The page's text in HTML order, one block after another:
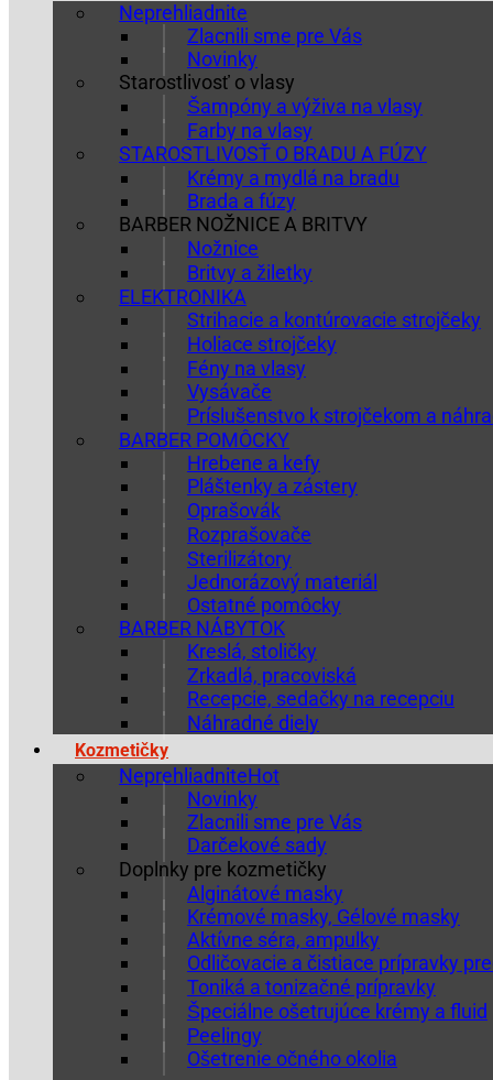
Neprehliadnite
Zlacnili sme pre Vás
Novinky
Starostlivosť o vlasy
Šampóny a výživa na vlasy
Farby na vlasy
STAROSTLIVOSŤ O BRADU A FÚZY
Krémy a mydlá na bradu
Brada a fúzy
BARBER NOŽNICE A BRITVY
Nožnice
Britvy a žiletky
ELEKTRONIKA
Strihacie a kontúrovacie strojčeky
Holiace strojčeky
Fény na vlasy
Vysávače
Príslušenstvo k strojčekom a
BARBER POMÔCKY
Hrebene a kefy
Pláštenky a zástery
Oprašovák
Rozprašovače
Sterilizátory
Jednorázový materiál
Ostatné pomôcky
BARBER NÁBYTOK
Kreslá, stoličky
Zrkadlá, pracoviská
Recepcie, sedačky na recepciu
Náhradné diely
Kozmetičky
Neprehliadnite
Novinky
Zlacnili sme pre Vás
Darčekové sady
Doplnky pre kozmetičky
Alginátové masky
Krémové masky, Gélové masky
Aktívne séra, ampulky
Odličovacie a čistiace prípravky
Toniká a tonizačné prípravky
Špeciálne ošetrujúce krémy a fluid
Peelingy
Ošetrenie očného okolia